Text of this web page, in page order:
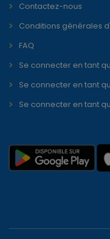
Contactez-nous
Conditions générales
FAQ
Se connecter en tant
Se connecter en tant
Se connecter en tant